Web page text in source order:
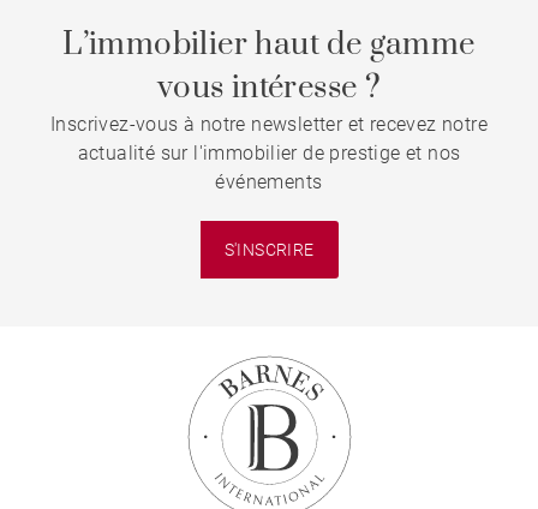
L’immobilier haut de gamme
vous intéresse ?
Inscrivez-vous à notre newsletter et recevez notre
actualité sur l'immobilier de prestige et nos
événements
S'INSCRIRE